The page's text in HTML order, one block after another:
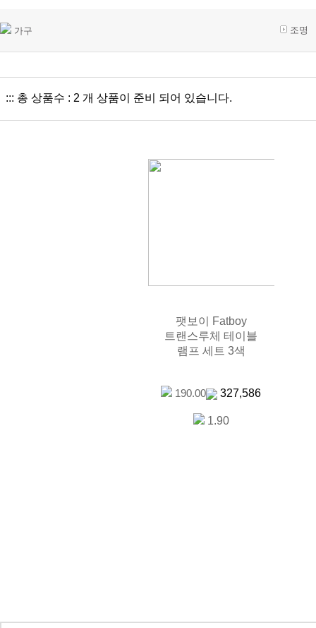
가구 조명
::: 총 상품수 : 2 개 상품이 준비 되어 있습니다.
팻보이 Fatboy
트랜스루체 테이블
램프 세트 3색
190.00 327,586
1.90